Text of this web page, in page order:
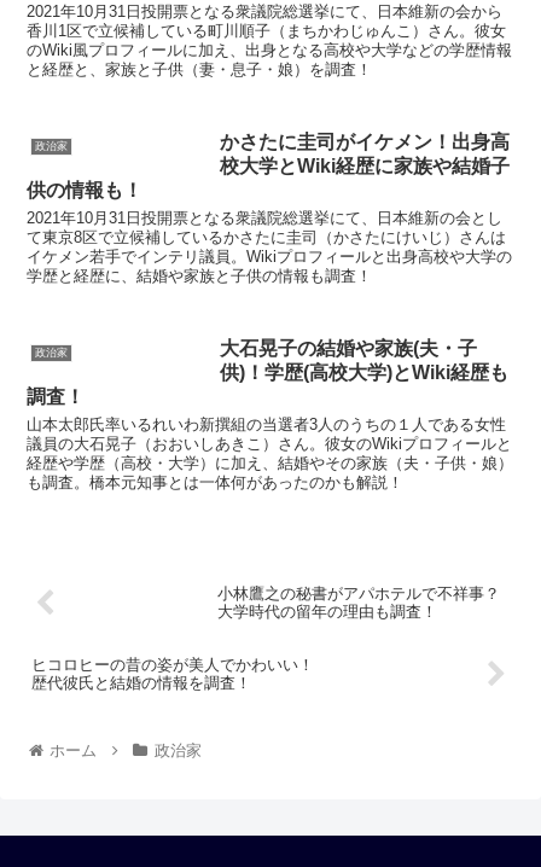
2021年10月31日投開票となる衆議院総選挙にて、日本維新の会から
香川1区で立候補している町川順子（まちかわじゅんこ）さん。彼女
のWiki風プロフィールに加え、出身となる高校や大学などの学歴情報
と経歴と、家族と子供（妻・息子・娘）を調査！
政治家
かさたに圭司がイケメン！出身高
校大学とWiki経歴に家族や結婚子
供の情報も！
2021年10月31日投開票となる衆議院総選挙にて、日本維新の会とし
て東京8区で立候補しているかさたに圭司（かさたにけいじ）さんは
イケメン若手でインテリ議員。Wikiプロフィールと出身高校や大学の
学歴と経歴に、結婚や家族と子供の情報も調査！
政治家
大石晃子の結婚や家族(夫・子
供)！学歴(高校大学)とWiki経歴も
調査！
山本太郎氏率いるれいわ新撰組の当選者3人のうちの１人である女性
議員の大石晃子（おおいしあきこ）さん。彼女のWikiプロフィールと
経歴や学歴（高校・大学）に加え、結婚やその家族（夫・子供・娘）
も調査。橋本元知事とは一体何があったのかも解説！
小林鷹之の秘書がアパホテルで不祥事？
大学時代の留年の理由も調査！
ヒコロヒーの昔の姿が美人でかわいい！
歴代彼氏と結婚の情報を調査！
ホーム 政治家